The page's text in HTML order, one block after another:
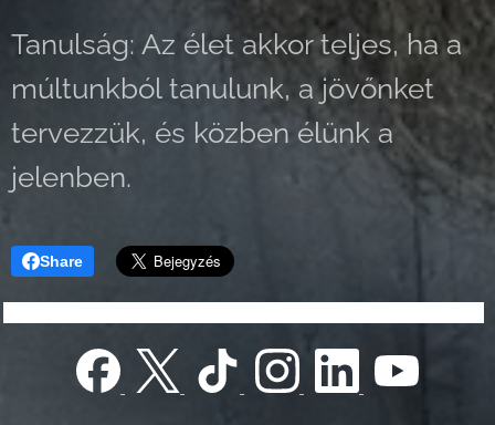
Tanulság: Az élet akkor teljes, ha a
múltunkból tanulunk, a jövőnket
tervezzük, és közben élünk a
jelenben.
Share